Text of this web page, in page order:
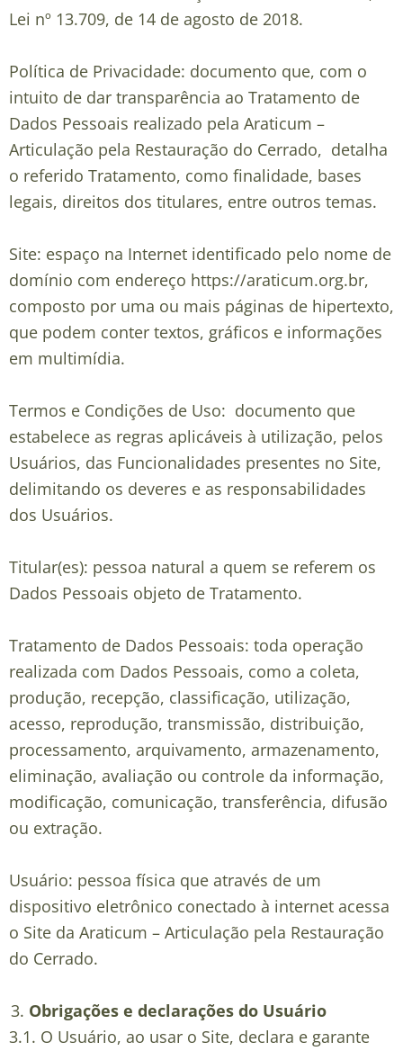
Lei nº 13.709, de 14 de agosto de 2018.
Política de Privacidade: documento que, com o
intuito de dar transparência ao Tratamento de
Dados Pessoais realizado pela Araticum –
Articulação pela Restauração do Cerrado, detalha
o referido Tratamento, como finalidade, bases
legais, direitos dos titulares, entre outros temas.
Site: espaço na Internet identificado pelo nome de
domínio com endereço https://araticum.org.br,
composto por uma ou mais páginas de hipertexto,
que podem conter textos, gráficos e informações
em multimídia.
Termos e Condições de Uso: documento que
estabelece as regras aplicáveis à utilização, pelos
Usuários, das Funcionalidades presentes no Site,
delimitando os deveres e as responsabilidades
dos Usuários.
Titular(es): pessoa natural a quem se referem os
Dados Pessoais objeto de Tratamento.
Tratamento de Dados Pessoais: toda operação
realizada com Dados Pessoais, como a coleta,
produção, recepção, classificação, utilização,
acesso, reprodução, transmissão, distribuição,
processamento, arquivamento, armazenamento,
eliminação, avaliação ou controle da informação,
modificação, comunicação, transferência, difusão
ou extração.
Usuário: pessoa física que através de um
dispositivo eletrônico conectado à internet acessa
o Site da Araticum – Articulação pela Restauração
do Cerrado.
Obrigações e declarações do Usuário
3.1. O Usuário, ao usar o Site, declara e garante